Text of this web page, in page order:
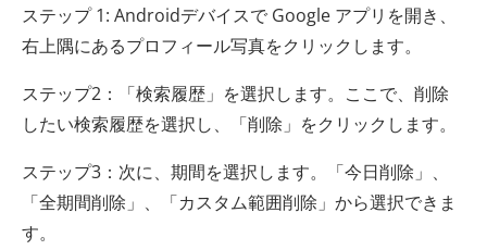
ステップ 1: Androidデバイスで Google アプリを開き、
右上隅にあるプロフィール写真をクリックします。
ステップ2：「検索履歴」を選択します。ここで、削除
したい検索履歴を選択し、「削除」をクリックします。
ステップ3：次に、期間を選択します。「今日削除」、
「全期間削除」、「カスタム範囲削除」から選択できま
す。